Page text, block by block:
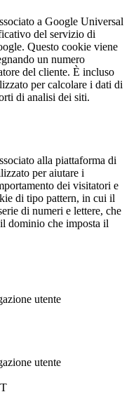
a Google Universal
del servizio di
Questo cookie viene
un numero
del cliente. È incluso
per calcolare i dati di
di analisi dei siti.
alla piattaforma di
per aiutare i
dei visitatori e
di tipo pattern, in cui il
di numeri e lettere, che
dominio che imposta il
utente
utente